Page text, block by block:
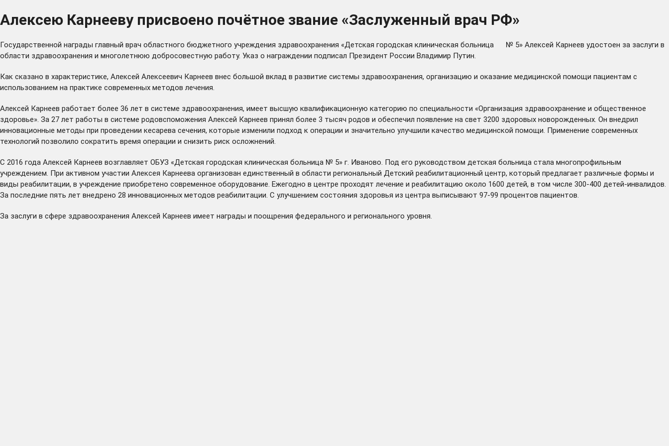
Алексею Карнееву присвоено почётное звание «Заслуженный врач РФ»
Государственной награды главный врач областного бюджетного учреждения здравоохранения «Детская городская клиническая больница № 5» Алексей Карнеев удостоен за заслуги в
области здравоохранения и многолетнюю добросовестную работу. Указ о награждении подписал Президент России Владимир Путин.
Как сказано в характеристике, Алексей Алексеевич Карнеев внес большой вклад в развитие системы здравоохранения, организацию и оказание медицинской помощи пациентам с
использованием на практике современных методов лечения.
Алексей Карнеев работает более 36 лет в системе здравоохранения, имеет высшую квалификационную категорию по специальности «Организация здравоохранение и общественное
здоровье». За 27 лет работы в системе родовспоможения Алексей Карнеев принял более 3 тысяч родов и обеспечил появление на свет 3200 здоровых новорожденных. Он внедрил
инновационные методы при проведении кесарева сечения, которые изменили подход к операции и значительно улучшили качество медицинской помощи. Применение современных
технологий позволило сократить время операции и снизить риск осложнений.
С 2016 года Алексей Карнеев возглавляет ОБУЗ «Детская городская клиническая больница № 5» г. Иваново. Под его руководством детская больница стала многопрофильным
учреждением. При активном участии Алексея Карнеева организован единственный в области региональный Детский реабилитационный центр, который предлагает различные формы и
виды реабилитации, в учреждение приобретено современное оборудование. Ежегодно в центре проходят лечение и реабилитацию около 1600 детей, в том числе 300-400 детей-инвалидов.
За последние пять лет внедрено 28 инновационных методов реабилитации. С улучшением состояния здоровья из центра выписывают 97-99 процентов пациентов.
За заслуги в сфере здравоохранения Алексей Карнеев имеет награды и поощрения федерального и регионального уровня.